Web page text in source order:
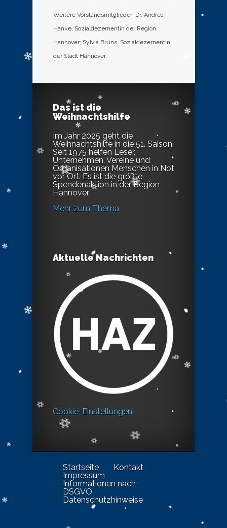
Weitere Vorstandsmitglieder: Dr. Andrea
Hanke, Sozialdezernentin der Region
Hannover; Sylvia Bruns, Sozialdezernentin
der Stadt Hannover.
Das ist die
Weihnachtshilfe
Im Jahr 2025 geht die
Weihnachtshilfe in die 51. Saison.
Seit 1975 helfen Leser,
Unternehmen, Vereine und
Organisationen Menschen in Not
vor Ort. Es ist die größte
Spendenaktion in der Region
Hannover.
Mehr zum Thema
Aktuelle Nachrichten
Cookie-Einstellungen
Startseite
Kontakt
Impressum
Informationen nach
DSGVO
Datenschutzhinweise